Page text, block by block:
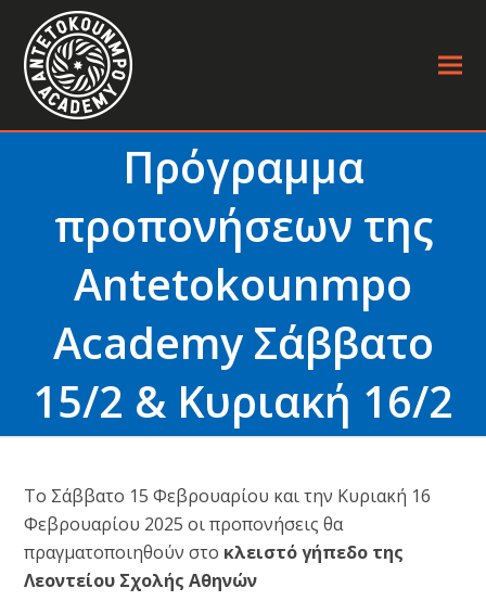
Πρόγραμμα
προπονήσεων της
Antetokounmpo
Academy Σάββατο
15/2 & Κυριακή 16/2
Το Σάββατο 15 Φεβρουαρίου και την Κυριακή 16
Φεβρουαρίου 2025 οι προπονήσεις θα
πραγματοποιηθούν στο κλειστό γήπεδο της
Λεοντείου Σχολής Αθηνών